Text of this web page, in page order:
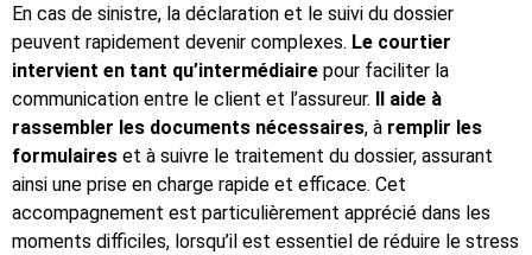
En cas de sinistre, la déclaration et le suivi du dossier
peuvent rapidement devenir complexes. Le courtier
intervient en tant qu’intermédiaire pour faciliter la
communication entre le client et l’assureur. Il aide à
rassembler les documents nécessaires, à remplir les
formulaires et à suivre le traitement du dossier, assurant
ainsi une prise en charge rapide et efficace. Cet
accompagnement est particulièrement apprécié dans les
moments difficiles, lorsqu’il est essentiel de réduire le stress